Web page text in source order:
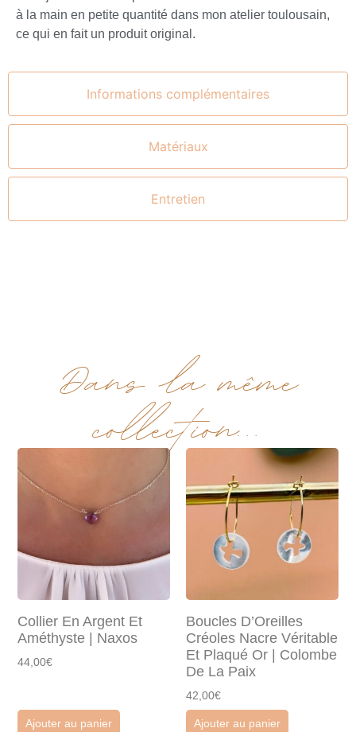
Informations complémentaires
Matériaux
Entretien
à la main en petite quantité dans mon atelier toulousain,
ce qui en fait un produit original.
Dans la même
collection...
Collier En Argent Et
Améthyste | Naxos
44,00€
Ajouter au panier
Boucles D’Oreilles
Créoles Nacre Véritable
Et Plaqué Or | Colombe
De La Paix
42,00€
Ajouter au panier